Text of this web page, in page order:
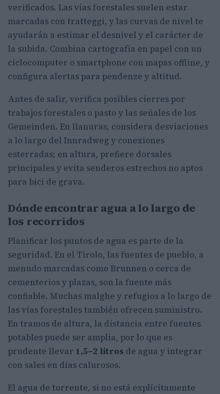
verificados. Las vías forestales suelen estar
marcadas con tratteggi, y las curvas de nivel te
ayudarán a estimar el desnivel y el carácter de
la subida. Combina cartografía en papel con un
ciclocomputer o smartphone con mapas offline, y
configura alertas para pendenze y altitud.
Antes de salir, verifica posibles cierres por
trabajos forestales o pasto y las señales de los
Gemeinden. En llanuras, considera desviaciones
a lo largo del Innradweg y conexiones
esterradas; en altura, prefiere dorsales
principales y evita senderos estrechos no aptos
para bici de grava.
Dónde encontrar agua a lo largo de
los recorridos
Planificar los puntos de agua es parte de la
seguridad. En el Tirolo, las fuentes de pueblo, a
menudo marcadas como Brunnen o cerca de
cementerios y plazas, son la fuente más
confiable. Muchas malghe y refugios a lo largo de
las vías forestales también ofrecen suministro.
En tramos de altura, la distancia entre fuentes
potables puede ser amplia, por lo que es
prudente llevar 1,5–2 litros de agua y integrar
con sales en días calurosos.
El agua de torrente, si no está explícitamente